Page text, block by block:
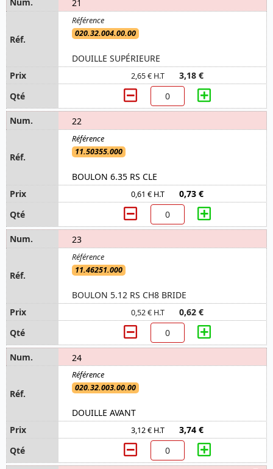
21
020.32.004.00.00
DOUILLE SUPÉRIEURE
2,65 € H.T 3,18 €
22
11.50355.000
BOULON 6.35 RS CLE
0,61 € H.T 0,73 €
23
11.46251.000
BOULON 5.12 RS CH8 BRIDE
0,52 € H.T 0,62 €
24
020.32.003.00.00
DOUILLE AVANT
3,12 € H.T 3,74 €